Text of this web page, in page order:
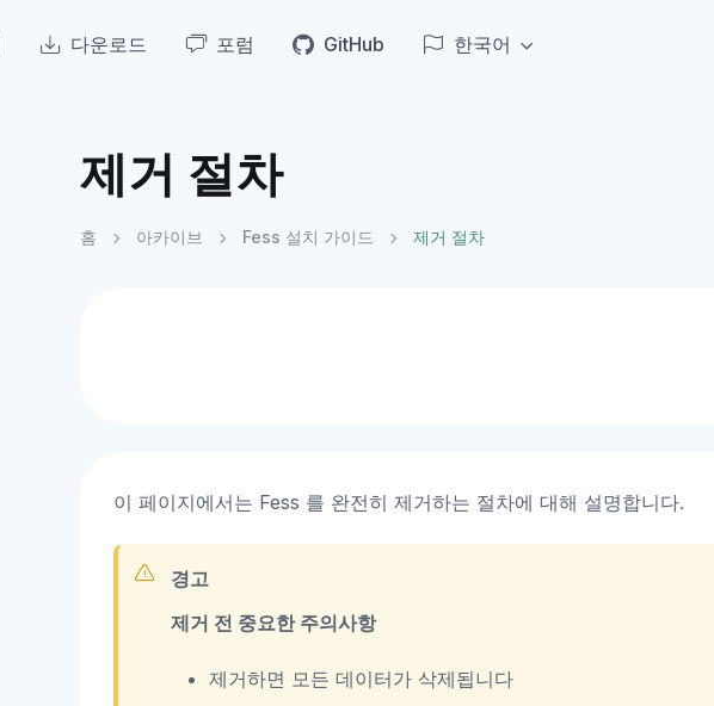
다운로드 포럼 GitHub 한국어
제거 절차
홈 아카이브 Fess 설치 가이드 제거 절차
이 페이지에서는 Fess 를 완전히 제거하는 절차에 대해 설명합니다.
경고
제거 전 중요한 주의사항
제거하면 모든 데이터가 삭제됩니다